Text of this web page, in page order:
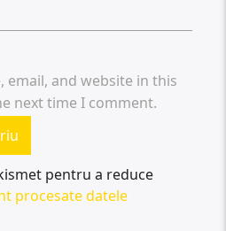
email, and website in this
next time I comment.
pentru a reduce
procesate datele